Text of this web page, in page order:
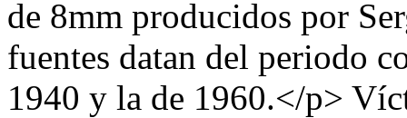
de 8mm producidos por
fuentes datan del periodo
1940 y la de 1960.</p>